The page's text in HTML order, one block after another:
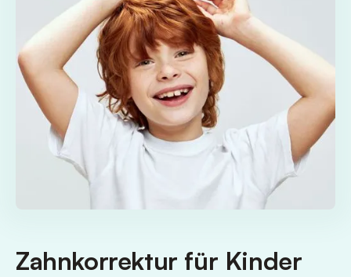
Zahnkorrektur für Kinder